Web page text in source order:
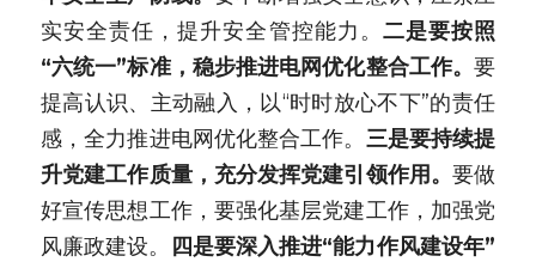
实安全责任，提升安全管控能力。 二是要按照
“六统一”标准，稳步推进电网优化整合工作。 要
提高认识、主动融入，以“时时放心不下”的责任
感，全力推进电网优化整合工作。 三是要持续提
升党建工作质量，充分发挥党建引领作用。 要做
好宣传思想工作，要强化基层党建工作，加强党
风廉政建设。
四是要深入推进“能力作风建设年”